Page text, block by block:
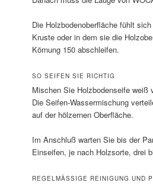
Die Holzbodenoberfläche fühlt
Kruste oder in dem sie die
Körnung 150 abschleifen.
SO SEIFEN SIE RICHTIG
Mischen Sie Holzbodenseife weiß
Die Seifen-Wassermischung
auf der hölzernen Oberfläche.
Im Anschluß warten Sie bis der
Einseifen, je nach Holzsorte, drei
REGELMÄSSIGE REINIGUNG UND